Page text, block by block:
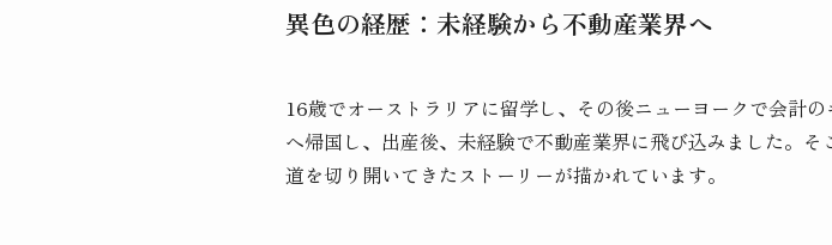
異色の経歴：未経験から不動産業界へ
16歳でオーストラリアに留学し、その後ニューヨークで会計
へ帰国し、出産後、未経験で不動産業界に飛び込みました。
道を切り開いてきたストーリーが描かれています。